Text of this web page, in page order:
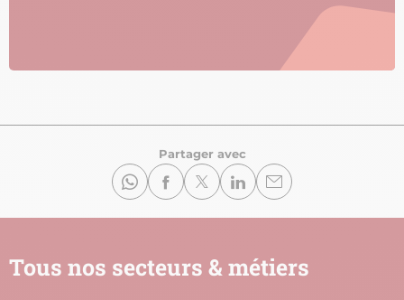
Partager avec
Tous nos secteurs & métiers